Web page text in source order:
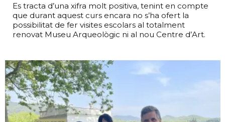
Es tracta d’una xifra molt positiva, tenint en compte
que durant aquest curs encara no s’ha ofert la
possibilitat de fer visites escolars al totalment
renovat Museu Arqueològic ni al nou Centre d’Art.